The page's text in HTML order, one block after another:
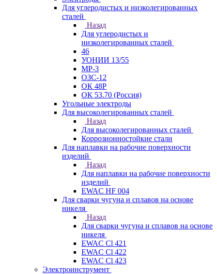
Для углеродистых и низколегированных
сталей
Назад
Для углеродистых и
низколегированных сталей
46
УОНИИ 13/55
МР-3
ОЗС-12
ОК 48Р
ОК 53.70 (Россия)
Угольные электроды
Для высоколегированных сталей
Назад
Для высоколегированных сталей
Коррозионностойкие стали
Для наплавки на рабочие поверхности
изделий
Назад
Для наплавки на рабочие поверхности
изделий
EWAC HF 004
Для сварки чугуна и сплавов на основе
никеля
Назад
Для сварки чугуна и сплавов на основе
никеля
EWAC Cl 421
EWAC Cl 422
EWAC Cl 423
Электроинструмент